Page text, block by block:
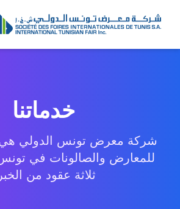
خدماتنا
شركة معرض تونس الدولي هي
للمعارض والصالونات في
ثلاثة عقود من